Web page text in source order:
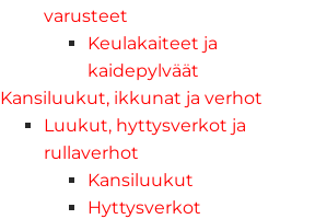
varusteet
Keulakaiteet ja
kaidepylväät
Kansiluukut, ikkunat ja verhot
Luukut, hyttysverkot ja
rullaverhot
Kansiluukut
Hyttysverkot